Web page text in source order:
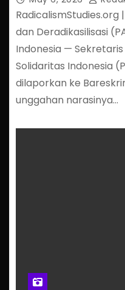
RadicalismStudies.org
dan Deradikasilisasi
Indonesia —
Solidaritas Indonesia
dilaporkan ke
unggahan narasinya…